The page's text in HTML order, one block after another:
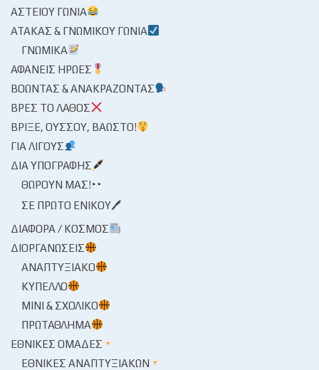
ΑΣΤΕΊΟΥ ΓΩΝΊΑ
ΑΤΆΚΑΣ & ΓΝΩΜΙΚΟΎ ΓΩΝΊΑ
ΓΝΩΜΙΚΆ
ΑΦΑΝΕΊΣ ΉΡΩΕΣ
ΒΟΏΝΤΑΣ & ΑΝΑΚΡΆΖΟΝΤΑΣ
ΒΡΕΣ ΤΟ ΛΆΘΟΣ
ΒΡΊΞΕ, ΟΎΣΣΟΥ, ΒΆΩΣΤΟ!
ΓΙΑ ΛΊΓΟΥΣ
ΔΙΑ ΥΠΟΓΡΑΦΉΣ
ΘΩΡΟΎΝ ΜΑΣ!
ΣΕ ΠΡΏΤΟ ΕΝΙΚΟΎ🖊
ΔΙΆΦΟΡΑ / ΚΌΣΜΟΣ
ΔΙΟΡΓΑΝΏΣΕΙΣ
ΑΝΑΠΤΥΞΙΑΚΌ
ΚΎΠΕΛΛΟ
ΜΊΝΙ & ΣΧΟΛΙΚΌ
ΠΡΩΤΆΘΛΗΜΑ
ΕΘΝΙΚΈΣ ΟΜΆΔΕΣ
ΕΘΝΙΚΈΣ ΑΝΑΠΤΥΞΙΑΚΏΝ